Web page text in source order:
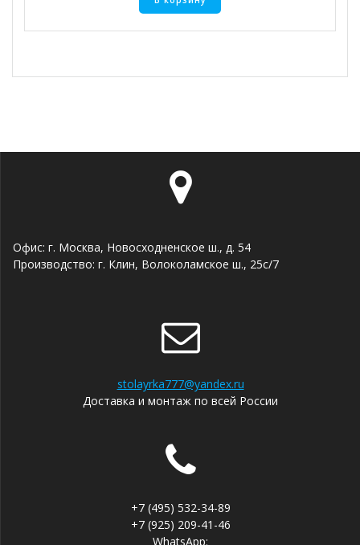
Офис: г. Москва, Новосходненское ш., д. 54
Производство: г. Клин, Волоколамское ш., 25с/7
stolayrka777@yandex.ru
Доставка и монтаж по всей России
+7 (495) 532-34-89
+7 (925) 209-41-46
WhatsApp: